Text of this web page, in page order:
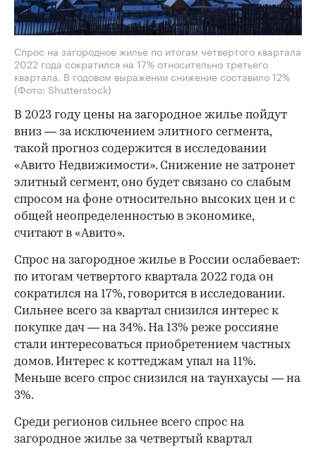
Спрос на загородное жилье по итогам четвертого квартала
2022 года сократился на 17% относительно третьего
квартала. В годовом выражении снижение составило 12%
(Фото: Shutterstock)
В 2023 году цены на загородное жилье пойдут
вниз — за исключением элитного сегмента,
такой прогноз содержится в исследовании
«Авито Недвижимости». Снижение не затронет
элитный сегмент, оно будет связано со слабым
спросом на фоне относительно высоких цен и с
общей неопределенностью в экономике,
считают в «Авито».
Спрос на загородное жилье в России ослабевает:
по итогам четвертого квартала 2022 года он
сократился на 17%, говорится в исследовании.
Сильнее всего за квартал снизился интерес к
покупке дач — на 34%. На 13% реже россияне
стали интересоваться приобретением частных
домов. Интерес к коттеджам упал на 11%.
Меньше всего спрос снизился на таунхаусы — на
3%.
Среди регионов сильнее всего спрос на
загородное жилье за четвертый квартал